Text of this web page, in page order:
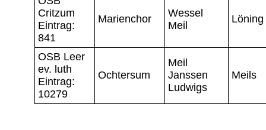
Critzum
Eintrag:
841
Marienchor
Wessel
Meil
Löning
OSB Leer
ev. luth
Eintrag:
10279
Ochtersum
Meil
Janssen
Ludwigs
Meils